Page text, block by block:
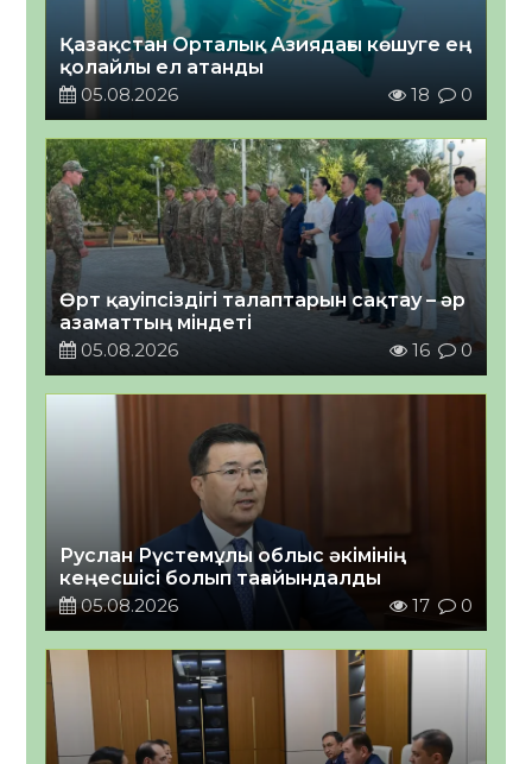
Қазақстан Орталық Азиядағы көшуге ең
қолайлы ел атанды
05.08.2026
18 0
Өрт қауіпсіздігі талаптарын сақтау – әр
азаматтың міндеті
05.08.2026
16 0
Руслан Рүстемұлы облыс әкімінің
кеңесшісі болып тағайындалды
05.08.2026
17 0